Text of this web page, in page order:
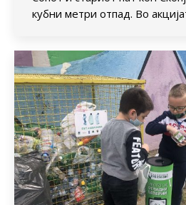
кубни метри отпад. Во